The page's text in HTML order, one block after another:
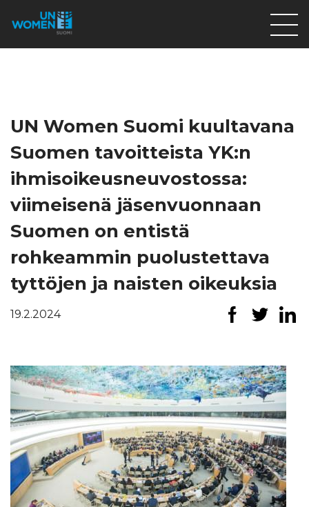
Tietoa meistä
På Svenska
Valikon rivi
Lahjoita
UN Women Suomi kuultavana
Suomen tavoitteista YK:n
ihmisoikeusneuvostossa:
viimeisenä jäsenvuonnaan
Suomen on entistä
rohkeammin puolustettava
tyttöjen ja naisten oikeuksia
19.2.2024